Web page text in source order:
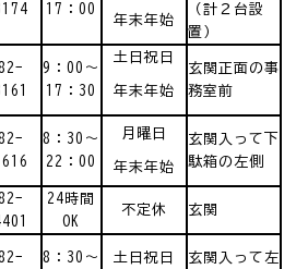
17：00
年末年始
（計２台設
置）
9：00～
17：30
土日祝日
玄関正面の事
務室前
年末年始
8：30～
22：00
月曜日
玄関入って下
駄箱の左側
年末年始
24時間
OK
不定休 玄関
8：30～
土日祝日
玄関入って左